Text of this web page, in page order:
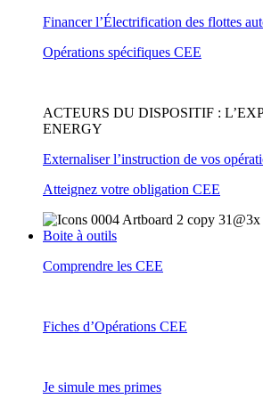
Financer l’Électrification des flottes
Opérations spécifiques CEE
ACTEURS DU DISPOSITIF :
ENERGY
Externaliser l’instruction de vos
Atteignez votre obligation CEE
Boite à outils
Comprendre les CEE
Fiches d’Opérations CEE
Je simule mes primes